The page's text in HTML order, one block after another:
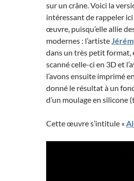
sur un crâne. Voici la
intéressant de rappeler
œuvre, puisqu’elle allie
modernes : l’artiste
dans un très petit format,
scanné celle-ci en 3D et
l’avons ensuite imprimé
donné le résultat à un
d’un moulage en silicone
Cette œuvre s’intitule «